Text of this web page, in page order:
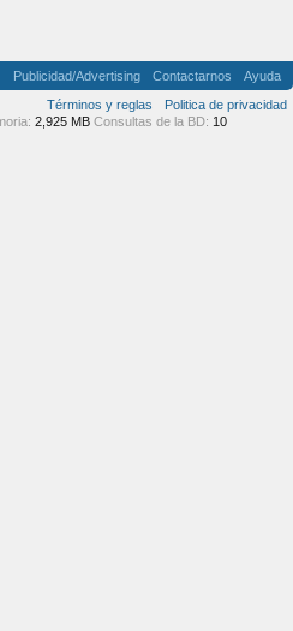
Publicidad/Advertising Contactarnos
Ayuda
Términos y reglas
Politica de privacidad
2,925 MB Consultas de la BD: 10